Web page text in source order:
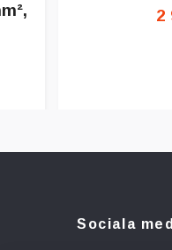
2
Sociala